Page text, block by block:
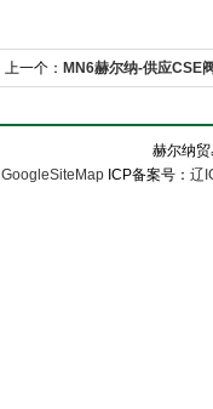
上一个： MN6赫尔纳-供应CSE
赫尔纳
GoogleSiteMap ICP备案号：辽